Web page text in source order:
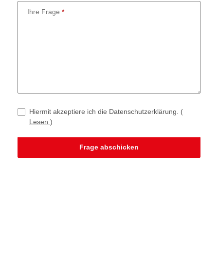
Ihre Frage
Hiermit akzeptiere ich die Datenschutzerklärung. (
Lesen )
Frage abschicken